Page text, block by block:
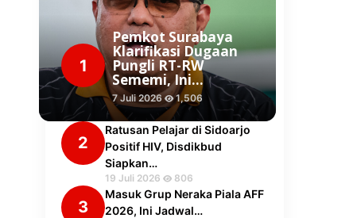
1
Pemkot Surabaya
Klarifikasi Dugaan
Pungli RT-RW
Sememi, Ini…
7 Juli 2026 1,506
2
Ratusan Pelajar di Sidoarjo
Positif HIV, Disdikbud
Siapkan…
19 Juli 2026 806
3
Masuk Grup Neraka Piala AFF
2026, Ini Jadwal…